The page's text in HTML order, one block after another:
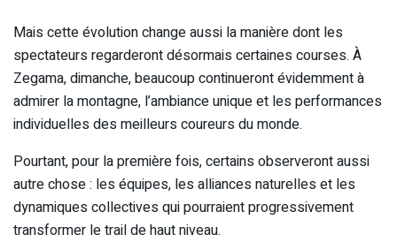
Mais cette évolution change aussi la manière dont les
spectateurs regarderont désormais certaines courses. À
Zegama, dimanche, beaucoup continueront évidemment à
admirer la montagne, l’ambiance unique et les performances
individuelles des meilleurs coureurs du monde.
Pourtant, pour la première fois, certains observeront aussi
autre chose : les équipes, les alliances naturelles et les
dynamiques collectives qui pourraient progressivement
transformer le trail de haut niveau.